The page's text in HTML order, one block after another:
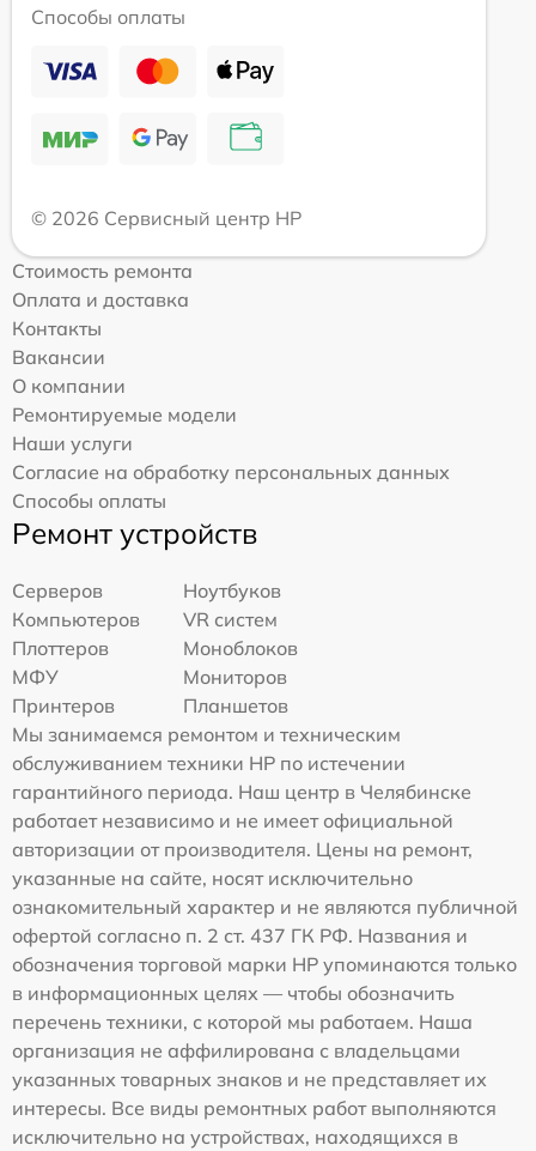
Способы оплаты
© 2026 Сервисный центр HP
Стоимость ремонта
Оплата и доставка
Контакты
Вакансии
О компании
Ремонтируемые модели
Наши услуги
Согласие на обработку персональных данных
Способы оплаты
Ремонт устройств
Серверов
Ноутбуков
Компьютеров
VR систем
Плоттеров
Моноблоков
МФУ
Мониторов
Принтеров
Планшетов
Мы занимаемся ремонтом и техническим
обслуживанием техники HP по истечении
гарантийного периода. Наш центр в Челябинске
работает независимо и не имеет официальной
авторизации от производителя. Цены на ремонт,
указанные на сайте, носят исключительно
ознакомительный характер и не являются публичной
офертой согласно п. 2 ст. 437 ГК РФ. Названия и
обозначения торговой марки HP упоминаются только
в информационных целях — чтобы обозначить
перечень техники, с которой мы работаем. Наша
организация не аффилирована с владельцами
указанных товарных знаков и не представляет их
интересы. Все виды ремонтных работ выполняются
исключительно на устройствах, находящихся в